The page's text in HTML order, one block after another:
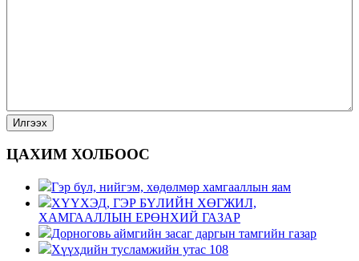
ЦАХИМ ХОЛБООС
Гэр бүл, нийгэм, хөдөлмөр хамгааллын яам
ХҮҮХЭД, ГЭР БҮЛИЙН ХӨГЖИЛ,
ХАМГААЛЛЫН ЕРӨНХИЙ ГАЗАР
Дорноговь аймгийн засаг даргын тамгийн газар
Хүүхдийн тусламжийн утас 108